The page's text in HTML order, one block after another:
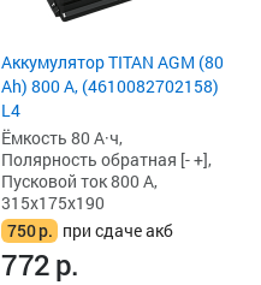
Аккумулятор TITAN AGM (80
Ah) 800 А, (4610082702158)
L4
Ёмкость 80 А·ч,
Полярность обратная [- +],
Пусковой ток 800 А,
315x175x190
750р. при сдаче акб
772р.